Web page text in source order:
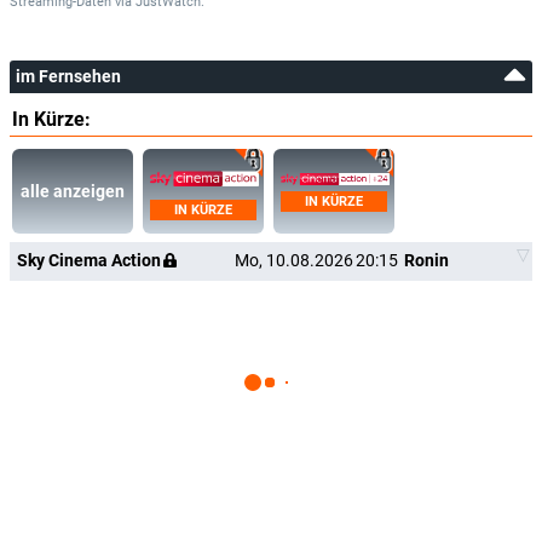
im Fernsehen
In Kürze:
alle anzeigen
IN KÜRZE
IN KÜRZE
Sky Cinema Action Mo, 10.08.202620:15 Ronin